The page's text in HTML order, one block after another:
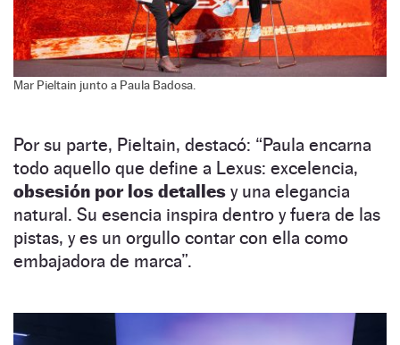
Mar Pieltain junto a Paula Badosa.
Por su parte, Pieltain, destacó: “Paula encarna
todo aquello que define a Lexus: excelencia,
obsesión por los detalles y una elegancia
natural. Su esencia inspira dentro y fuera de las
pistas, y es un orgullo contar con ella como
embajadora de marca”.